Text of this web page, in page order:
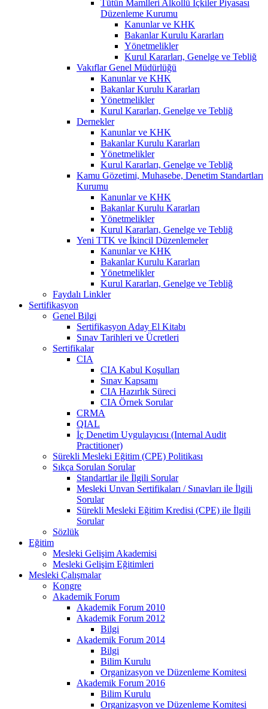
Tütün Mamlleri Alkollü İçkiler Piyasası
Düzenleme Kurumu
Kanunlar ve KHK
Bakanlar Kurulu Kararları
Yönetmelikler
Kurul Kararları, Genelge ve Tebliğ
Vakıflar Genel Müdürlüğü
Kanunlar ve KHK
Bakanlar Kurulu Kararları
Yönetmelikler
Kurul Kararları, Genelge ve Tebliğ
Dernekler
Kanunlar ve KHK
Bakanlar Kurulu Kararları
Yönetmelikler
Kurul Kararları, Genelge ve Tebliğ
Kamu Gözetimi, Muhasebe, Denetim Standartları
Kurumu
Kanunlar ve KHK
Bakanlar Kurulu Kararları
Yönetmelikler
Kurul Kararları, Genelge ve Tebliğ
Yeni TTK ve İkincil Düzenlemeler
Kanunlar ve KHK
Bakanlar Kurulu Kararları
Yönetmelikler
Kurul Kararları, Genelge ve Tebliğ
Faydalı Linkler
Sertifikasyon
Genel Bilgi
Sertifikasyon Aday El Kitabı
Sınav Tarihleri ve Ücretleri
Sertifikalar
CIA
CIA Kabul Koşulları
Sınav Kapsamı
CIA Hazırlık Süreci
CIA Örnek Sorular
CRMA
QIAL
İç Denetim Uygulayıcısı (Internal Audit
Practitioner)
Sürekli Mesleki Eğitim (CPE) Politikası
Sıkça Sorulan Sorular
Standartlar ile İlgili Sorular
Mesleki Unvan Sertifikaları / Sınavları ile İlgili
Sorular
Sürekli Mesleki Eğitim Kredisi (CPE) ile İlgili
Sorular
Sözlük
Eğitim
Mesleki Gelişim Akademisi
Mesleki Gelişim Eğitimleri
Mesleki Çalışmalar
Kongre
Akademik Forum
Akademik Forum 2010
Akademik Forum 2012
Bilgi
Akademik Forum 2014
Bilgi
Bilim Kurulu
Organizasyon ve Düzenleme Komitesi
Akademik Forum 2016
Bilim Kurulu
Organizasyon ve Düzenleme Komitesi